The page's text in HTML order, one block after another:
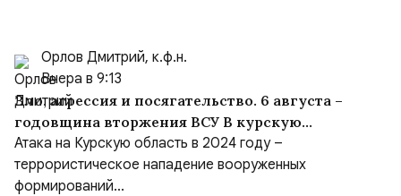
Орлов Дмитрий, к.ф.н.
Вчера в 9:13
Зло, агрессия и посягательство. 6 августа –
годовщина вторжения ВСУ В курскую
область
Атака на Курскую область в 2024 году –
террористическое нападение вооруженных
формирований...